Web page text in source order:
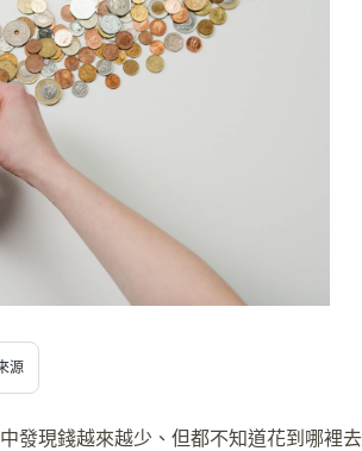
源
發現錢越來越少、但都不知道花到哪裡去